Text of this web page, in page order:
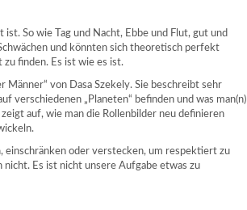
So wie Tag und Nacht, Ebbe und Flut, gut und
und könnten sich theoretisch perfekt
finden. Es ist wie es ist.
Männer“ von Dasa Szekely. Sie beschreibt sehr
verschiedenen „Planeten“ befinden und was man(n)
auf, wie man die Rollenbilder neu definieren
einschränken oder verstecken, um respektiert zu
Es ist nicht unsere Aufgabe etwas zu